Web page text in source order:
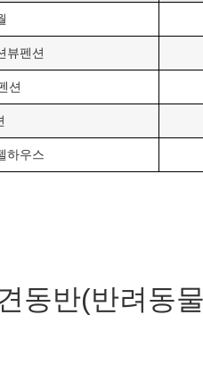
뷰펜션
션
하우스
동반(반려동